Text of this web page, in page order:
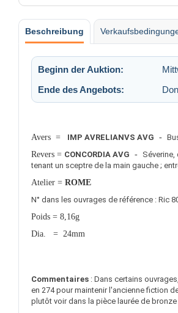
Beschreibung
Beginn der Auktion:
Ende des Angebots:
Avers = IMP AVRELIANVS AVG -
Revers = CONCORDIA AVG -
tenant un sceptre de la main gauche ;
Atelier = ROME
N° dans les ouvrages de référence : Ric
Poids = 8,16g
Dia. = 24mm
Commentaires : Dans certains
en 274 pour maintenir l'ancienne fiction
plutôt voir dans la pièce laurée de